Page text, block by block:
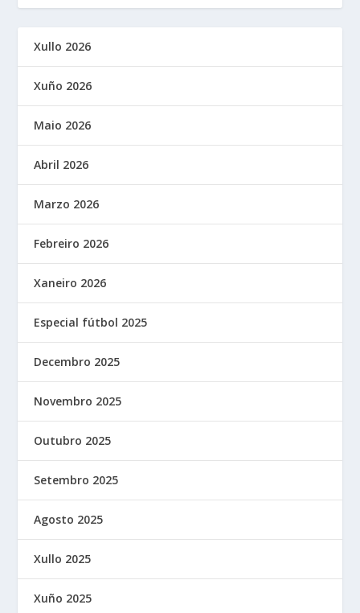
Xullo 2026
Xuño 2026
Maio 2026
Abril 2026
Marzo 2026
Febreiro 2026
Xaneiro 2026
Especial fútbol 2025
Decembro 2025
Novembro 2025
Outubro 2025
Setembro 2025
Agosto 2025
Xullo 2025
Xuño 2025